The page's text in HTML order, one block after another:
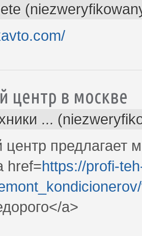
центр в москве
...
предлагает
href=https://profi-
a>